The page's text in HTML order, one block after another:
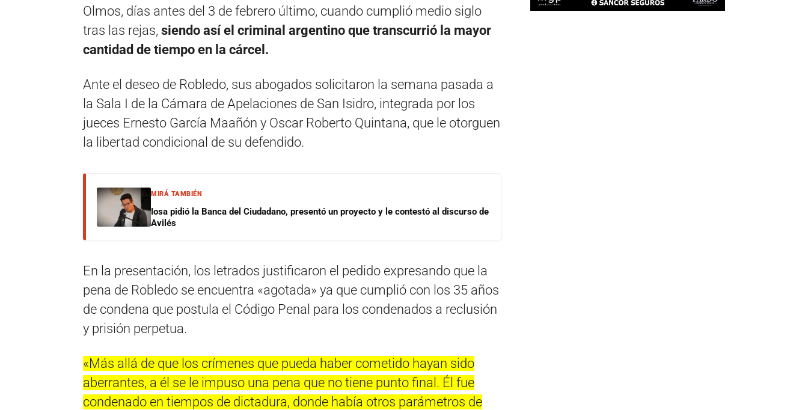
Olmos, días antes del 3 de febrero último, cuando cumplió medio siglo
tras las rejas, siendo así el criminal argentino que transcurrió la mayor
cantidad de tiempo en la cárcel.
Ante el deseo de Robledo, sus abogados solicitaron la semana pasada a
la Sala I de la Cámara de Apelaciones de San Isidro, integrada por los
jueces Ernesto García Maañón y Oscar Roberto Quintana, que le otorguen
la libertad condicional de su defendido.
MIRÁ TAMBIÉN
Iosa pidió la Banca del Ciudadano, presentó un proyecto y le contestó al discurso de
Avilés
En la presentación, los letrados justificaron el pedido expresando que la
pena de Robledo se encuentra «agotada» ya que cumplió con los 35 años
de condena que postula el Código Penal para los condenados a reclusión
y prisión perpetua.
«Más allá de que los crímenes que pueda haber cometido hayan sido
aberrantes, a él se le impuso una pena que no tiene punto final. Él fue
condenado en tiempos de dictadura, donde había otros parámetros de